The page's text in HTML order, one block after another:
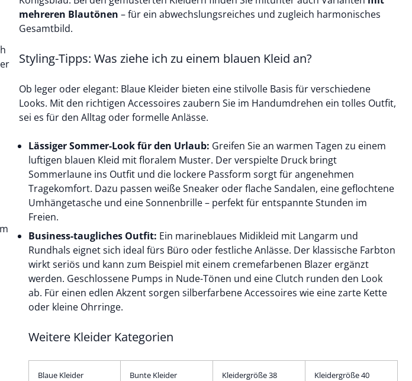
mehreren Blautönen – für ein abwechslungsreiches und zugleich harmonisches
Gesamtbild.
Styling-Tipps: Was ziehe ich zu einem blauen Kleid an?
Ob leger oder elegant: Blaue Kleider bieten eine stilvolle Basis für verschiedene
Looks. Mit den richtigen Accessoires zaubern Sie im Handumdrehen ein tolles Outfit,
sei es für den Alltag oder formelle Anlässe.
Lässiger Sommer-Look für den Urlaub: Greifen Sie an warmen Tagen zu einem
luftigen blauen Kleid mit floralem Muster. Der verspielte Druck bringt
Sommerlaune ins Outfit und die lockere Passform sorgt für angenehmen
Tragekomfort. Dazu passen weiße Sneaker oder flache Sandalen, eine geflochtene
Umhängetasche und eine Sonnenbrille – perfekt für entspannte Stunden im
Freien.
Business-taugliches Outfit: Ein marineblaues Midikleid mit Langarm und
Rundhals eignet sich ideal fürs Büro oder festliche Anlässe. Der klassische Farbton
wirkt seriös und kann zum Beispiel mit einem cremefarbenen Blazer ergänzt
werden. Geschlossene Pumps in Nude-Tönen und eine Clutch runden den Look
ab. Für einen edlen Akzent sorgen silberfarbene Accessoires wie eine zarte Kette
oder kleine Ohrringe.
Weitere Kleider Kategorien
Blaue Kleider Bunte Kleider Kleidergröße 38 Kleidergröße 40